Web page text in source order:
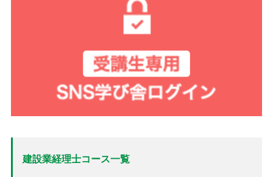
建設業経理士コース一覧